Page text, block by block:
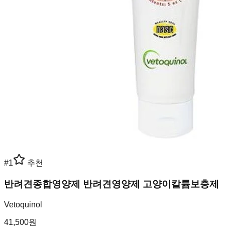
#1 추천
반려견종합영양제 반려견영양제 고양이칼륨보충제
Vetoquinol
41,500원